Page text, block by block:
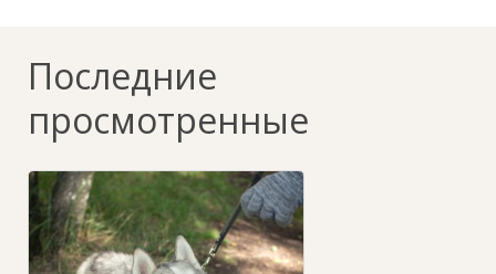
Последние
просмотренные